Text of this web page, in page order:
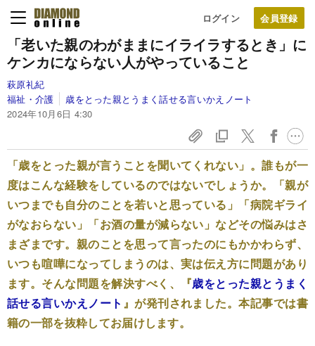
ログイン
「老いた親のわがままにイライラするとき」に
ケンカにならない人がやっていること
萩原礼紀
福祉・介護
歳をとった親とうまく話せる言いかえノート
2024年10月6日 4:30
「歳をとった親が言うことを聞いてくれない」。誰もが一
度はこんな経験をしているのではないでしょうか。「親が
いつまでも自分のことを若いと思っている」「病院ギライ
がなおらない」「お酒の量が減らない」などその悩みはさ
まざまです。親のことを思って言ったのにもかかわらず、
いつも喧嘩になってしまうのは、実は伝え方に問題があり
ます。そんな問題を解決すべく、『歳をとった親とうまく
話せる言いかえノート 』が発刊されました。本記事では書
籍の一部を抜粋してお届けします。